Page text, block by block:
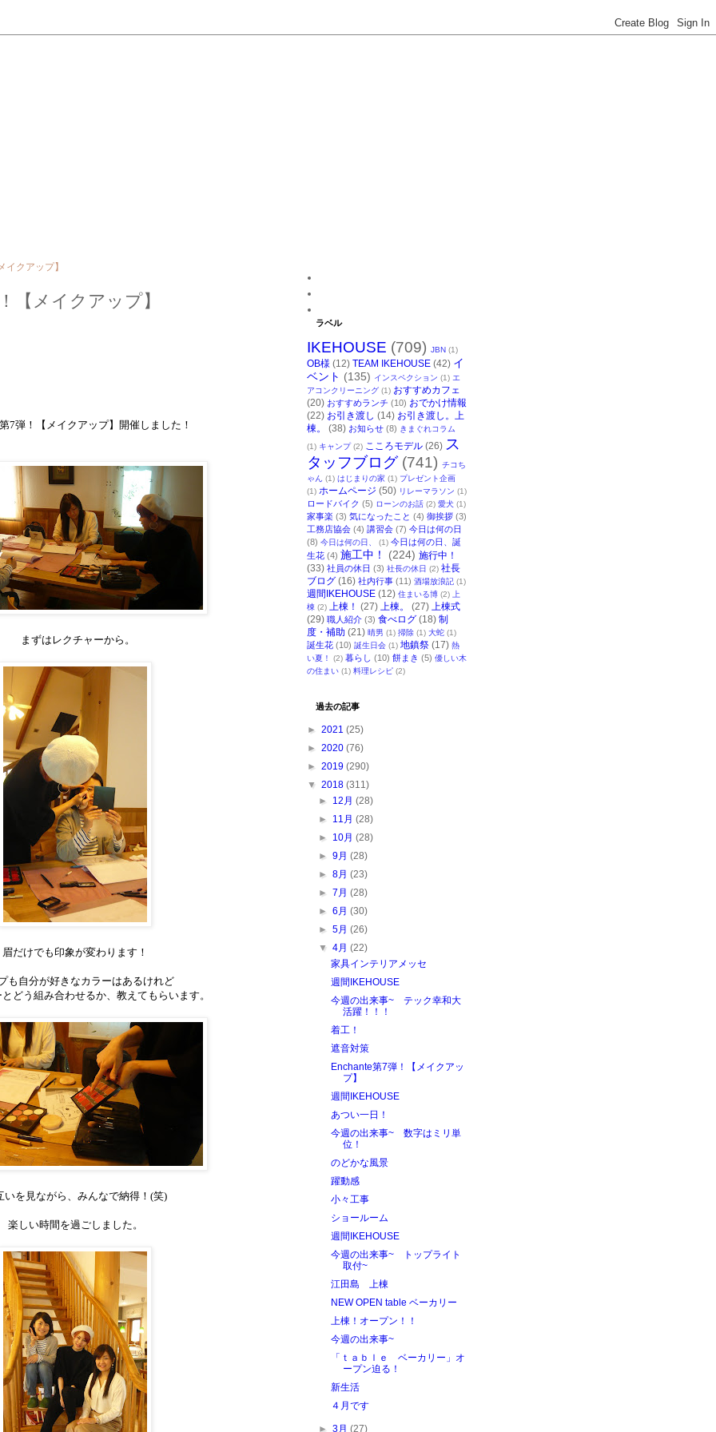
クアップ】
【メイクアップ】
第7弾！【メイクアップ】開催しました！
まずはレクチャーから。
眉だけでも印象が変わります！
も自分が好きなカラーはあるけれど
どう組み合わせるか、教えてもらいます。
いを見ながら、みんなで納得！ (笑)
楽しい時間を過ごしました。
ラベル
IKEHOUSE (709) JBN (1)
OB様 (12) TEAM IKEHOUSE (42) イ
ベント (135) インスペクション (1) エ
アコンクリーニング (1) おすすめカフェ
(20) おすすめランチ (10) おでかけ情報
(22) お引き渡し (14) お引き渡し。上
棟。
(38) お知らせ (8) きまぐれコラム
(1) キャンプ (2) こころモデル (26) ス
タッフブログ (741) チコち
ゃん
(1) はじまりの家 (1) プレゼント企画
(1) ホームページ (50) リレーマラソン (1)
ロードバイク (5) ローンのお話 (2) 愛犬 (1)
家事楽 (3) 気になったこと (4) 御挨拶 (3)
工務店協会 (4) 講習会 (7) 今日は何の日
(8) 今日は何の日、 (1) 今日は何の日、誕
生花 (4) 施工中！ (224) 施行中！
(33) 社員の休日 (3) 社長の休日 (2) 社長
ブログ (16) 社内行事 (11) 酒場放浪記 (1)
週間IKEHOUSE (12) 住まいる博 (2)
上
棟 (2) 上棟！ (27) 上棟。 (27) 上棟式
(29) 職人紹介 (3) 食べログ (18) 制
度・補助 (21) 晴男 (1) 掃除 (1) 大蛇 (1)
誕生花 (10) 誕生日会 (1) 地鎮祭 (17) 熱
い夏！
(2) 暮らし (10) 餅まき (5) 優しい木
の住まい (1) 料理レシピ (2)
過去の記事
► 2021 (25)
► 2020 (76)
► 2019 (290)
▼ 2018 (311)
► 12月 (28)
► 11月 (28)
► 10月 (28)
►9月 (28)
►8月 (23)
►7月 (28)
►6月 (30)
►5月 (26)
▼ 4月 (22)
家具インテリアメッセ
週間IKEHOUSE
今週の出来事~ テック幸和大
活躍！！！
着工！
遮音対策
Enchante第7弾！【メイクアッ
プ】
週間IKEHOUSE
あつい一日！
今週の出来事~ 数字はミリ単
位！
のどかな風景
躍動感
小々工事
ショールーム
週間IKEHOUSE
今週の出来事~ トップライト
取付~
江田島 上棟
NEW OPEN table ベーカリー
上棟！オープン！！
今週の出来事~
「ｔａｂｌｅ ベーカリー」オ
ープン迫る！
新生活
４月です
►3月 (27)